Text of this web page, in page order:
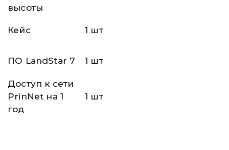
высоты
Кейс 1 шт
ПО LandStar 7 1 шт
Доступ к сети
PrinNet на 1
год
1 шт